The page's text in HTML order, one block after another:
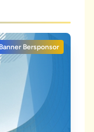
Banner Bersponsor